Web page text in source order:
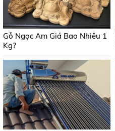
Gỗ Ngọc Am Giá Bao Nhiêu 1
Kg?